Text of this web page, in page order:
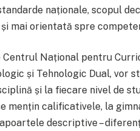
naționale, scopul
mai orientată spre
Național pentru
și Tehnologic Dual, vor
și la fiecare nivel de
mențin calificativele, la
descriptive –